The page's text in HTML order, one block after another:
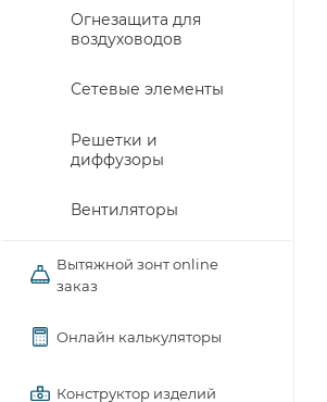
Огнезащита для
воздуховодов
Сетевые элементы
Решетки и
диффузоры
Вентиляторы
Вытяжной зонт online
заказ
Онлайн калькуляторы
Конструктор изделий